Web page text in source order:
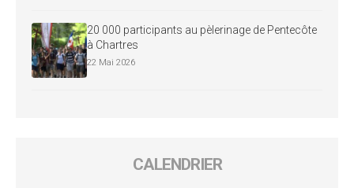
20 000 participants au pèlerinage de Pentecôte
à Chartres
22 Mai 2026
CALENDRIER